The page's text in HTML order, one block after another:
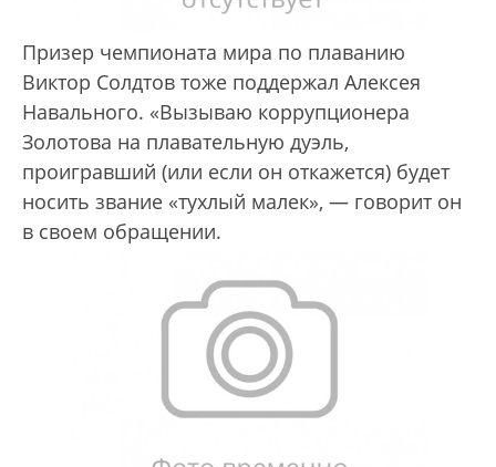
Призер чемпионата мира по плаванию
Виктор Солдтов тоже поддержал Алексея
Навального. «Вызываю коррупционера
Золотова на плавательную дуэль,
проигравший (или если он откажется) будет
носить звание «тухлый малек», — говорит он
в своем обращении.